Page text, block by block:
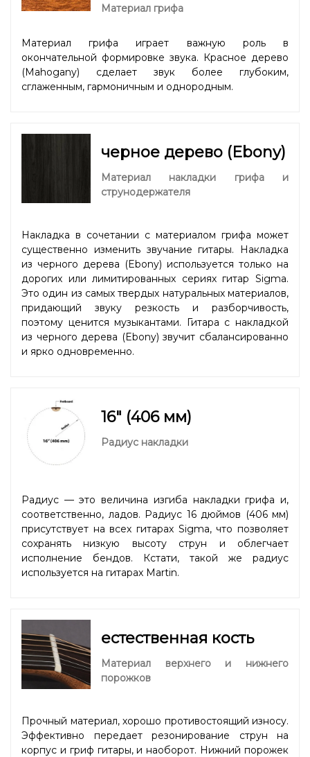
Материал грифа
Материал грифа играет важную роль в
окончательной формировке звука. Красное дерево
(Mahogany) сделает звук более глубоким,
сглаженным, гармоничным и однородным.
черное дерево (Ebony)
Материал накладки грифа и
струнодержателя
Накладка в сочетании с материалом грифа может
существенно изменить звучание гитары. Накладка
из черного дерева (Ebony) используется только на
дорогих или лимитированных сериях гитар Sigma.
Это один из самых твердых натуральных материалов,
придающий звуку резкость и разборчивость,
поэтому ценится музыкантами. Гитара с накладкой
из черного дерева (Ebony) звучит сбалансированно
и ярко одновременно.
16" (406 мм)
Радиус накладки
Радиус — это величина изгиба накладки грифа и,
соответственно, ладов. Радиус 16 дюймов (406 мм)
присутствует на всех гитарах Sigma, что позволяет
сохранять низкую высоту струн и облегчает
исполнение бендов. Кстати, такой же радиус
используется на гитарах Martin.
естественная кость
Материал верхнего и нижнего
порожков
Прочный материал, хорошо противостоящий износу.
Эффективно передает резонирование струн на
корпус и гриф гитары, и наоборот. Нижний порожек